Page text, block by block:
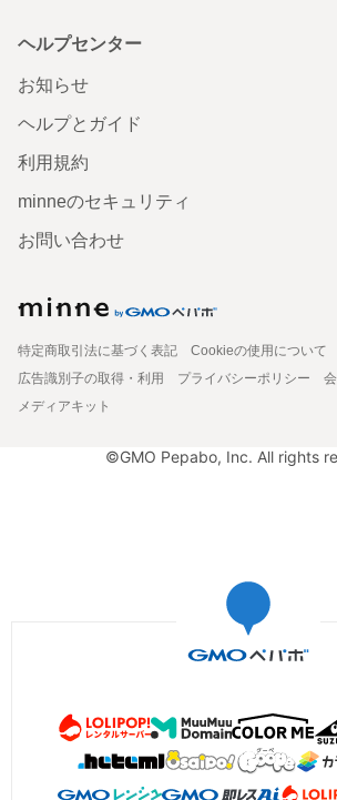
ヘルプセンター
お知らせ
ヘルプとガイド
利用規約
minneのセキュリティ
お問い合わせ
特定商取引法に基づく表記
Cookieの使用について
広告識別子の取得・利用
プライバシーポリシー
メディアキット
©GMO Pepabo, Inc. All rights